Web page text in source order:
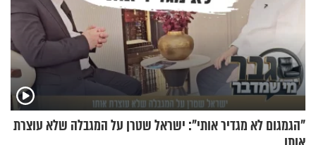
"הגמגום לא מגדיר אותי": ישראל שטרן על המגבלה שלא עוצרת